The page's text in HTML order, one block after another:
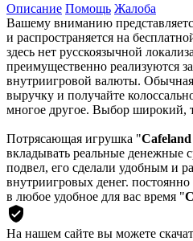
Описание Помощь Жалоба
Вашему вниманию
и распространяется на
здесь нет русскоязычной
преимущественно реализуются
внутриигровой валюты. Обычная
выручку и получайте
многое другое. Выбор широкий,
Потрясающая игрушка "
вкладывать реальные денежные
подвел, его сделали удобным и
внутриигровых денег.
в любое удобное для вас время "
На нашем сайте вы можете